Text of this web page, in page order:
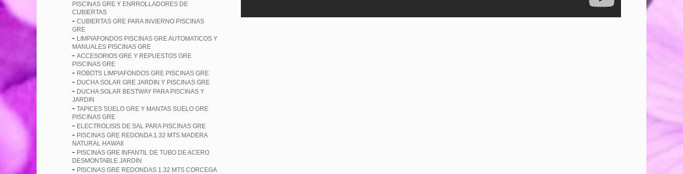
PISCINAS GRE Y ENRROLLADORES DE
CUBIERTAS
- CUBIERTAS GRE PARA INVIERNO PISCINAS
GRE
- LIMPIAFONDOS PISCINAS GRE AUTOMATICOS Y
MANUALES PISCINAS GRE
- ACCESORIOS GRE Y REPUESTOS GRE
PISCINAS GRE
- ROBOTS LIMPIAFONDOS GRE PISCINAS GRE
- DUCHA SOLAR GRE JARDIN Y PISCINAS GRE
- DUCHA SOLAR BESTWAY PARA PISCINAS Y
JARDIN
- TAPICES SUELO GRE Y MANTAS SUELO GRE
PISCINAS GRE
- ELECTROLISIS DE SAL PARA PISCINAS GRE
- PISCINAS GRE REDONDA 1.32 MTS MADERA
NATURAL HAWAII
- PISCINAS GRE INFANTIL DE TUBO DE ACERO
DESMONTABLE JARDIN
- PISCINAS GRE REDONDAS 1.32 MTS CORCEGA